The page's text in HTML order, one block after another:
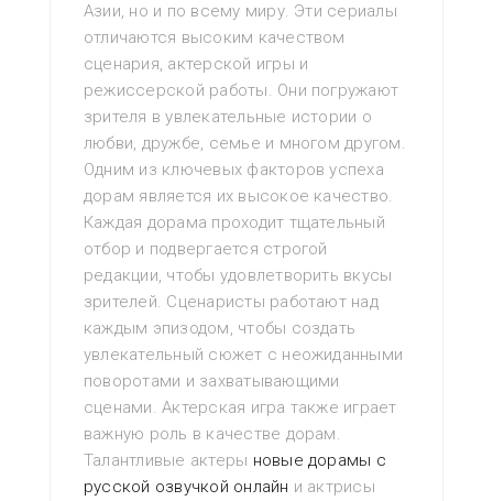
Азии, но и по всему миру. Эти сериалы
отличаются высоким качеством
сценария, актерской игры и
режиссерской работы. Они погружают
зрителя в увлекательные истории о
любви, дружбе, семье и многом другом.
Одним из ключевых факторов успеха
дорам является их высокое качество.
Каждая дорама проходит тщательный
отбор и подвергается строгой
редакции, чтобы удовлетворить вкусы
зрителей. Сценаристы работают над
каждым эпизодом, чтобы создать
увлекательный сюжет с неожиданными
поворотами и захватывающими
сценами. Актерская игра также играет
важную роль в качестве дорам.
Талантливые актеры новые дорамы с
русской озвучкой онлайн и актрисы